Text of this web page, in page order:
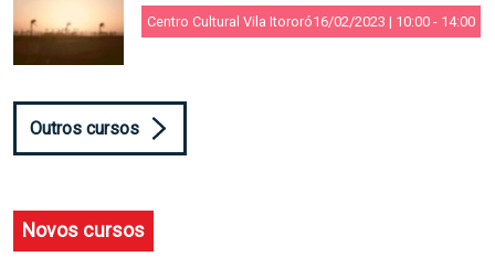
Centro Cultural Vila Itororó16/02/2023 | 10:00 - 14:00
Outros cursos
Novos cursos